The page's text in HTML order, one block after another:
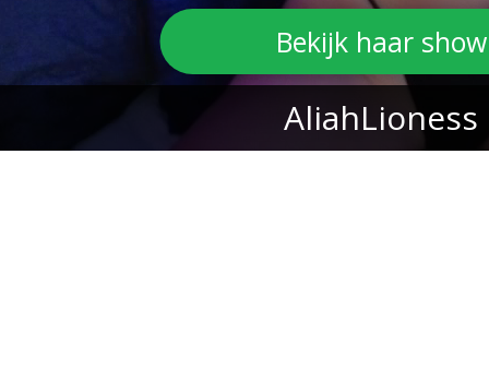
AliahLioness
Bekijk haar show